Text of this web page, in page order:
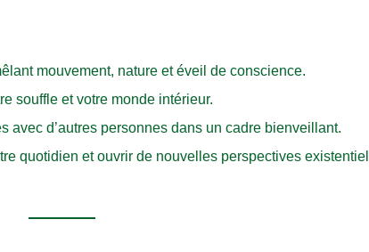
mouvement, nature et éveil de conscience.
souffle et votre monde intérieur.
avec d’autres personnes dans un cadre bienveillant.
quotidien et ouvrir de nouvelles perspectives